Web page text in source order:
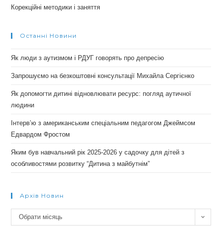
Корекційні методики і заняття
Останні Новини
Як люди з аутизмом і РДУГ говорять про депресію
Запрошуємо на безкоштовні консультації Михайла Сергієнко
Як допомогти дитині відновлювати ресурс: погляд аутичної
людини
Інтерв’ю з американським спеціальним педагогом Джеймсом
Едвардом Фростом
Яким був навчальний рік 2025-2026 у садочку для дітей з
особливостями розвитку “Дитина з майбутнім”
Архів Новин
Архів
новин
Обрати місяць